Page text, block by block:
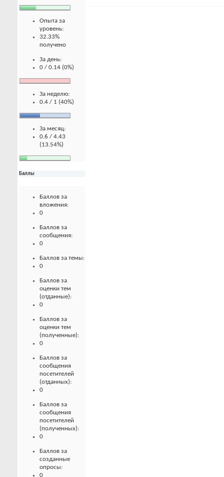
Опыта за
уровень:
32.33%
получено
За день:
0 / 0.14 (0%)
За неделю:
0.4 / 1 (40%)
За месяц:
0.6 / 4.43
(13.54%)
Баллы
Баллов за
вложения:
0
Баллов за
сообщения:
0
Баллов за темы:
0
Баллов за
оценки тем
(отданные):
0
Баллов за
оценки тем
(полученные):
0
Баллов за
сообщения
посетителей
(отданных):
0
Баллов за
сообщения
посетителей
(полученных):
0
Баллов за
созданные
опросы:
0